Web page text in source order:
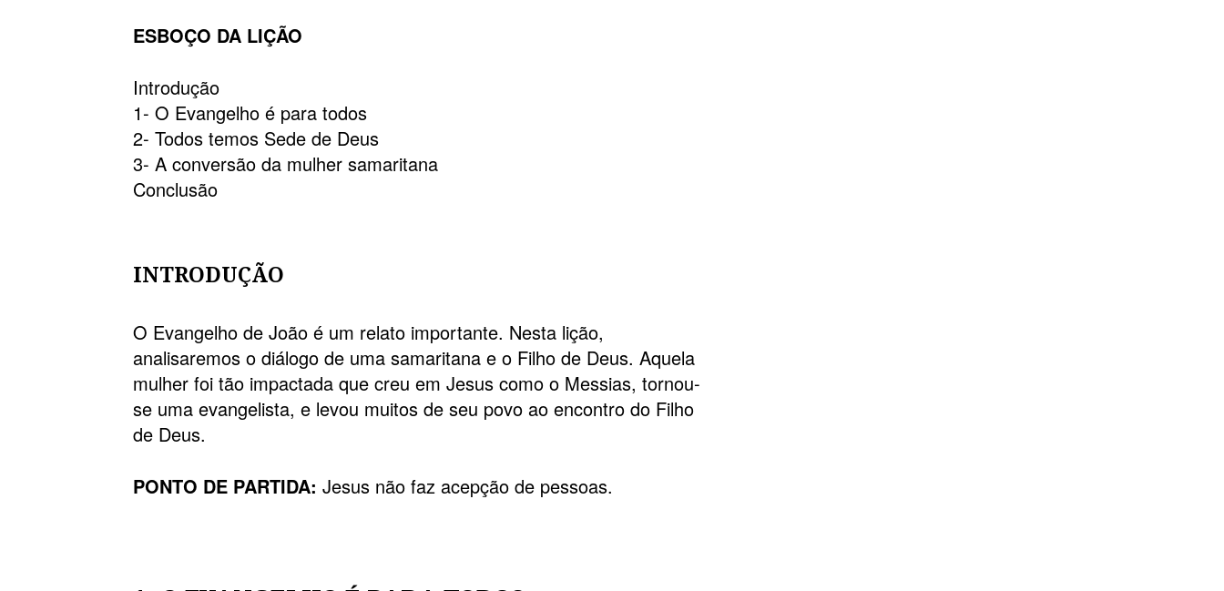
ESBOÇO DA LIÇÃO
Introdução
1- O Evangelho é para todos
2- Todos temos Sede de Deus
3- A conversão da mulher samaritana
Conclusão
INTRODUÇÃO
O Evangelho de João é um relato importante. Nesta lição,
analisaremos o diálogo de uma samaritana e o Filho de Deus. Aquela
mulher foi tão impactada que creu em Jesus como o Messias, tornou-
se uma evangelista, e levou muitos de seu povo ao encontro do Filho
de Deus.
PONTO DE PARTIDA: Jesus não faz acepção de pessoas.